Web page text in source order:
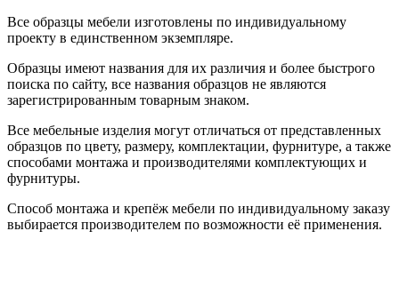
Все образцы мебели изготовлены по индивидуальному
проекту в единственном экземпляре.
Образцы имеют названия для их различия и более быстрого
поиска по сайту, все названия образцов не являются
зарегистрированным товарным знаком.
Все мебельные изделия могут отличаться от представленных
образцов по цвету, размеру, комплектации, фурнитуре, а также
способами монтажа и производителями комплектующих и
фурнитуры.
Способ монтажа и крепёж мебели по индивидуальному заказу
выбирается производителем по возможности её применения.